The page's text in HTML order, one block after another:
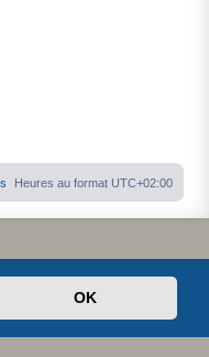
OK
Heures au format UTC+02:00